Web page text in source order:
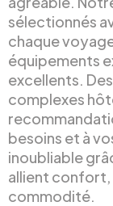
sélectionnés
chaque
équipements
excellents.
complexes
besoins et à
inoubliable
allient
commodité.